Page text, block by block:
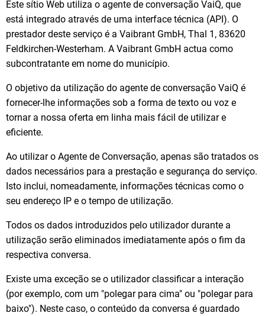
Este sítio Web utiliza o agente de conversação VaiQ, que
está integrado através de uma interface técnica (API). O
prestador deste serviço é a Vaibrant GmbH, Thal 1, 83620
Feldkirchen-Westerham. A Vaibrant GmbH actua como
subcontratante em nome do município.
O objetivo da utilização do agente de conversação VaiQ é
fornecer-lhe informações sob a forma de texto ou voz e
tornar a nossa oferta em linha mais fácil de utilizar e
eficiente.
Ao utilizar o Agente de Conversação, apenas são tratados os
dados necessários para a prestação e segurança do serviço.
Isto inclui, nomeadamente, informações técnicas como o
seu endereço IP e o tempo de utilização.
Todos os dados introduzidos pelo utilizador durante a
utilização serão eliminados imediatamente após o fim da
respectiva conversa.
Existe uma exceção se o utilizador classificar a interação
(por exemplo, com um "polegar para cima" ou "polegar para
baixo"). Neste caso, o conteúdo da conversa é guardado